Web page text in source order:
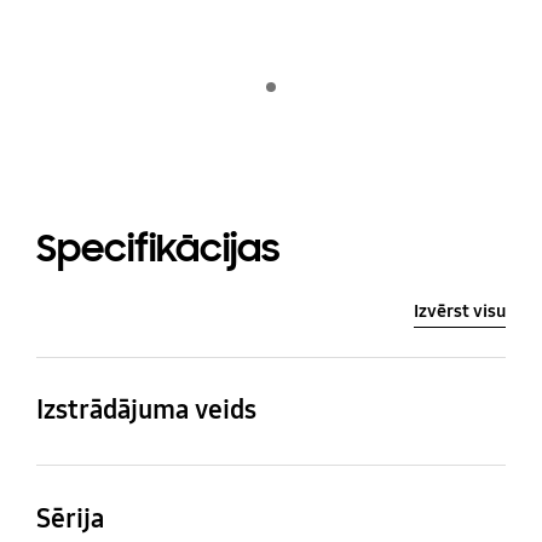
Specifikācijas
Izvērst visu
Izstrādājuma veids
PROJEKTORS
Sērija